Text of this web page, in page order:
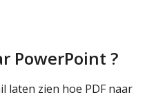
PowerPoint ?
laten zien hoe PDF naar